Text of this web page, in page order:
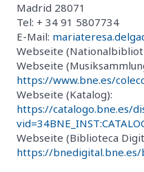
Madrid 28071
Tel: + 34 91 5807734
E-Mail:
Webseite
Webseite
https://www.bne.es/
Webseite (Katalog):
https://catalogo.bne.es/
Webseite (Biblioteca
https://